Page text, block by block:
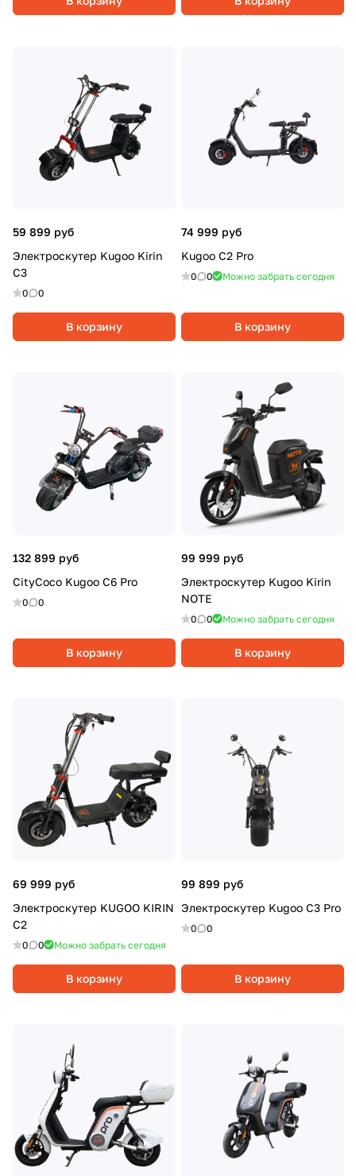
59 899 руб
Электроскутер Kugoo Kirin
C3
0 0
В корзину
74 999 руб
Kugoo C2 Pro
0 0 Можно забрать сегодня
В корзину
132 899 руб
CityCoco Kugoo C6 Pro
0 0
В корзину
99 999 руб
Электроскутер Kugoo Kirin
NOTE
0 0 Можно забрать сегодня
В корзину
69 999 руб
Электроскутер KUGOO KIRIN
C2
0 0 Можно забрать сегодня
В корзину
99 899 руб
Электроскутер Kugoo C3 Pro
0 0
В корзину